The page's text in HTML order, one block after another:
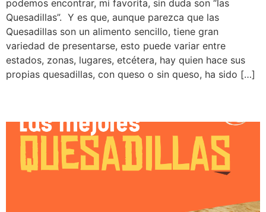
podemos encontrar, mi favorita, sin duda son “las
Quesadillas”. Y es que, aunque parezca que las
Quesadillas son un alimento sencillo, tiene gran
variedad de presentarse, esto puede variar entre
estados, zonas, lugares, etcétera, hay quien hace sus
propias quesadillas, con queso o sin queso, ha sido […]